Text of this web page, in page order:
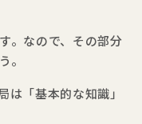
。なので、その部分
。
は「基本的な知識」